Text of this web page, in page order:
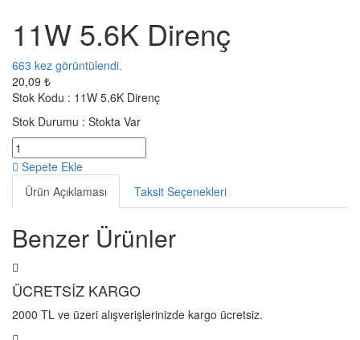
11W 5.6K Direnç
663 kez görüntülendi.
20,09 ₺
Stok Kodu : 11W 5.6K Direnç
Stok Durumu : Stokta Var
Sepete Ekle
Ürün Açıklaması
Taksit Seçenekleri
Benzer Ürünler
ÜCRETSİZ KARGO
2000 TL ve üzeri alışverişlerinizde kargo ücretsiz.